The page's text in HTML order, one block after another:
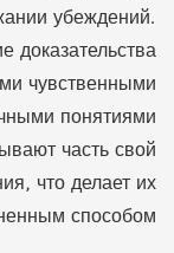
убеждений.
доказательства
чувственными
понятиями
часть свой
что делает их
способом.